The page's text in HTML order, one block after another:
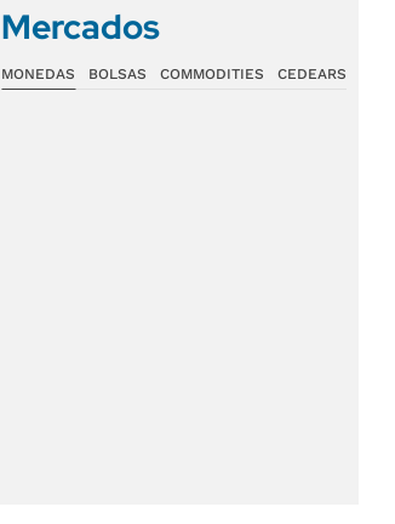
Mercados
MONEDAS BOLSAS COMMODITIES CEDEARS